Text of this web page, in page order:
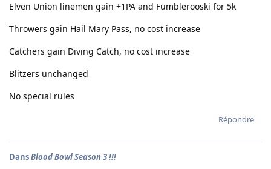
Elven Union linemen gain +1PA and Fumblerooski for 5k
Throwers gain Hail Mary Pass, no cost increase
Catchers gain Diving Catch, no cost increase
Blitzers unchanged
No special rules
Répondre
DansBlood Bowl Season 3 !!!